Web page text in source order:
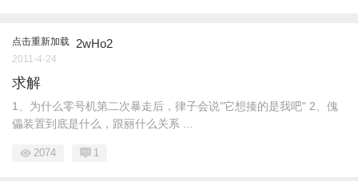
点击重新加载 2wHo2
2011-4-24
求解
1、为什么零号机第二次暴走后，律子会说"它想揍的是我吧" 2、傀
儡装置到底是什么，跟丽什么关系 ...
2074 1